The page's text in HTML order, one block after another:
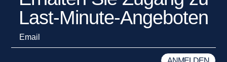
Last-Minute-Angeboten